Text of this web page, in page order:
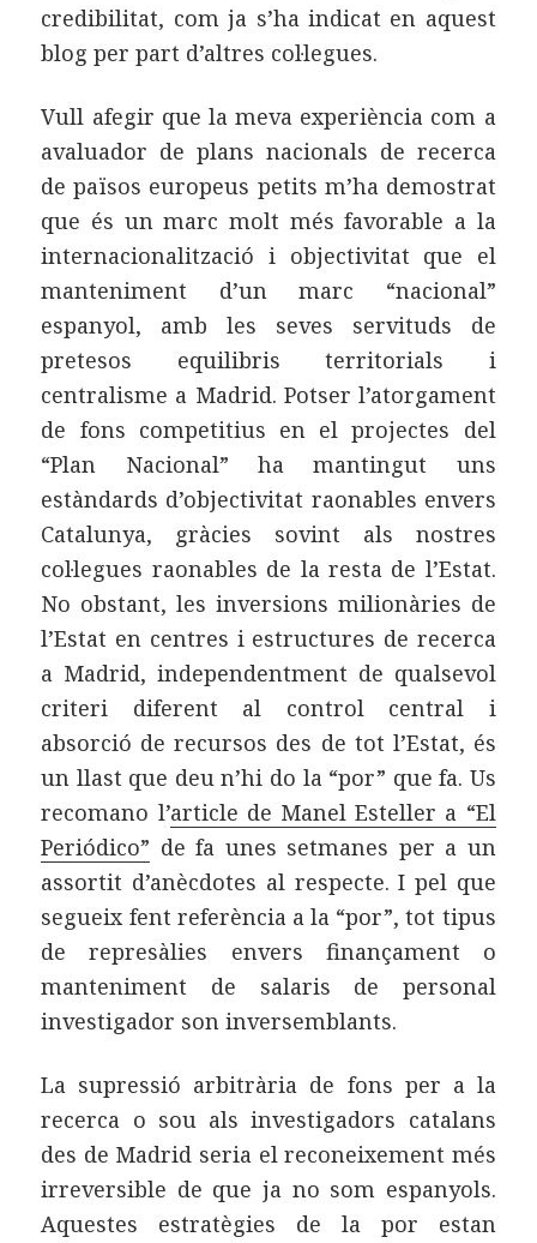
credibilitat, com ja s’ha indicat en aquest
blog per part d’altres col·legues.
Vull afegir que la meva experiència com a
avaluador de plans nacionals de recerca
de països europeus petits m’ha demostrat
que és un marc molt més favorable a la
internacionalització i objectivitat que el
manteniment d’un marc “nacional”
espanyol, amb les seves servituds de
pretesos equilibris territorials i
centralisme a Madrid. Potser l’atorgament
de fons competitius en el projectes del
“Plan Nacional” ha mantingut uns
estàndards d’objectivitat raonables envers
Catalunya, gràcies sovint als nostres
col·legues raonables de la resta de l’Estat.
No obstant, les inversions milionàries de
l’Estat en centres i estructures de recerca
a Madrid, independentment de qualsevol
criteri diferent al control central i
absorció de recursos des de tot l’Estat, és
un llast que deu n’hi do la “por” que fa. Us
recomano l’article de Manel Esteller a “El
Periódico” de fa unes setmanes per a un
assortit d’anècdotes al respecte. I pel que
segueix fent referència a la “por”, tot tipus
de represàlies envers finançament o
manteniment de salaris de personal
investigador son inversemblants.
La supressió arbitrària de fons per a la
recerca o sou als investigadors catalans
des de Madrid seria el reconeixement més
irreversible de que ja no som espanyols.
Aquestes estratègies de la por estan